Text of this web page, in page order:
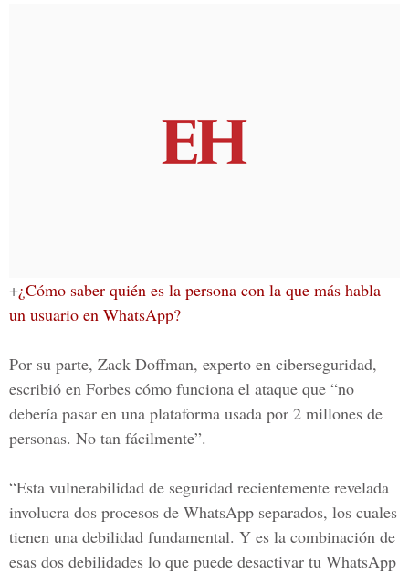
+¿Cómo saber quién es la persona con la que más habla
un usuario en WhatsApp?
Por su parte, Zack Doffman, experto en ciberseguridad,
escribió en Forbes cómo funciona el ataque que “no
debería pasar en una plataforma usada por 2 millones de
personas. No tan fácilmente”.
“Esta vulnerabilidad de seguridad recientemente revelada
involucra dos procesos de WhatsApp separados, los cuales
tienen una debilidad fundamental. Y es la combinación de
esas dos debilidades lo que puede desactivar tu WhatsApp